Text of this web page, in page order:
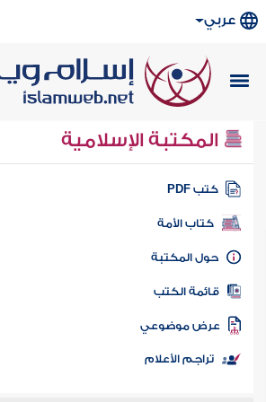
عربي
المكتبة الإسلامية
كتب PDF
كتاب الأمة
المكتبة
الكتب
موضوعي